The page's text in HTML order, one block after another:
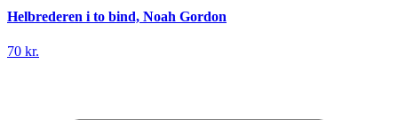
Helbrederen i to bind, Noah Gordon
70 kr.